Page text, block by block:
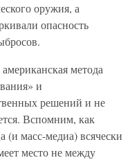
оружия, а
опасность
метода
и
решений и не
Вспомним, как
(и масс-медиа) всячески
место не между